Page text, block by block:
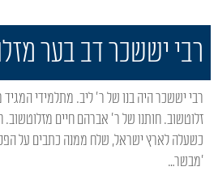
רבי יששכר דב בער
רבי יששכר היה בנו של ר' ליב. מתלמידי המגיד ממזריטש, ראש בית הדין של
זלוטשוב. חותנו של ר' אברהם חיים
כשעלה לארץ ישראל, שלח ממנה כתבים על
'מבשר…